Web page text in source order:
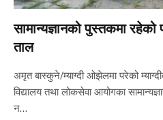
सामान्यज्ञानको पुस्तकमा
ताल
अमृत बास्कुने/म्याग्दी ओझेलमा परेको
विद्यालय तथा लोकसेवा आयोगका
न…